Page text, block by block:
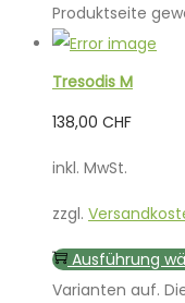
Produktseite
Tresodis M
138,00 CHF
inkl. MwSt.
zzgl.
Ausführung
Varianten auf.